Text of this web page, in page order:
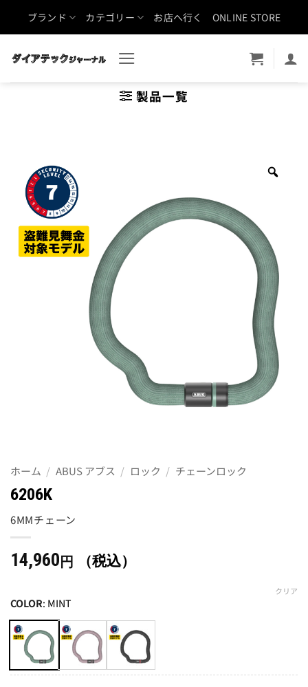
ブランド カテゴリー お店へ行く ONLINE STORE
製品一覧
ホーム / ABUS アブス / ロック / チェーンロック
6206K
6MMチェーン
14,960 円 （税込）
COLOR: MINT
クリア